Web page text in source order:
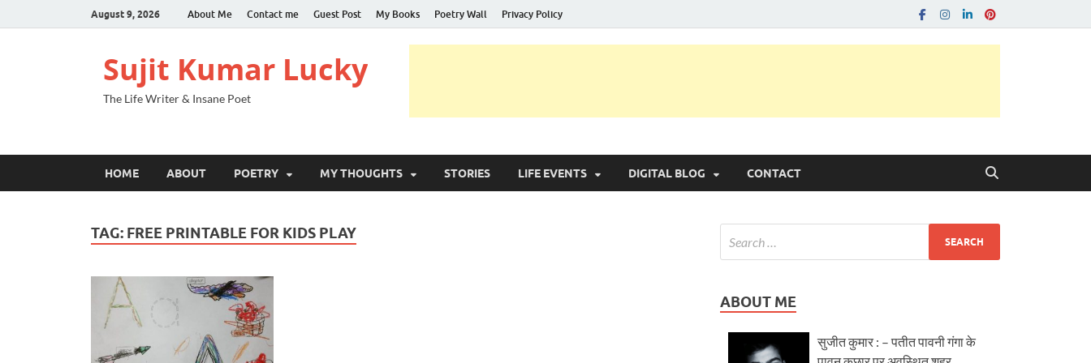
August 9, 2026 About Me Contact me Guest Post My Books Poetry Wall Privacy Policy
Sujit Kumar Lucky
The Life Writer & Insane Poet
HOME ABOUT POETRY MY THOUGHTS STORIES LIFE EVENTS DIGITAL BLOG CONTACT
TAG: FREE PRINTABLE FOR KIDS PLAY
ABOUT ME
सुजीत कुमार : – पतीत पावनी गंगा के